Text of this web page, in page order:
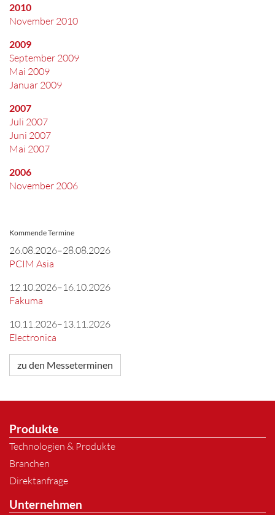
2010
November 2010
2009
September 2009
Mai 2009
Januar 2009
2007
Juli 2007
Juni 2007
Mai 2007
2006
November 2006
Kommende Termine
26.08.2026–28.08.2026
PCIM Asia
12.10.2026–16.10.2026
Fakuma
10.11.2026–13.11.2026
Electronica
zu den Messeterminen
Produkte
Technologien & Produkte
Branchen
Direktanfrage
Unternehmen